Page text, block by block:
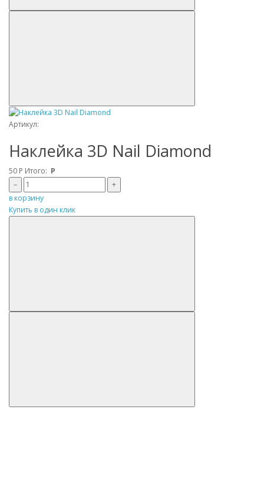
Артикул:
Наклейка 3D Nail Diamond
50 Р Итого: Р
–
+
в корзину
Купить в один клик